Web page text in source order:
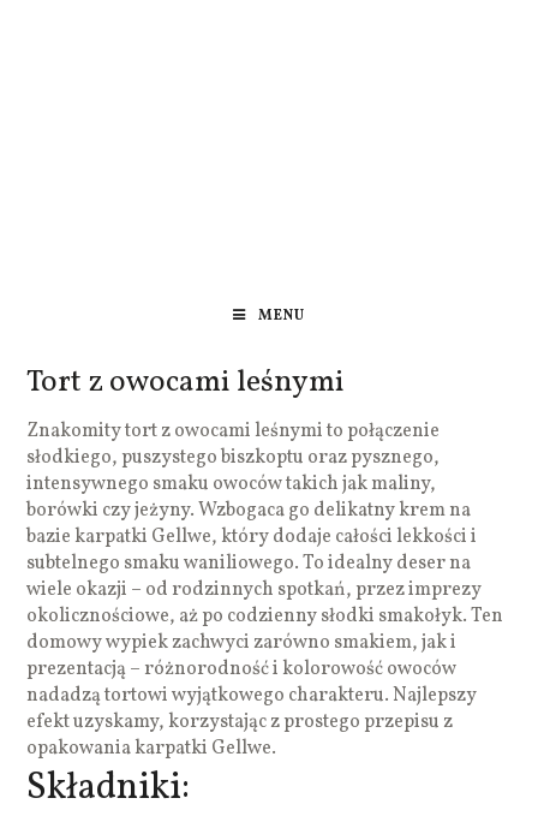
MENU
Tort z owocami leśnymi
Znakomity tort z owocami leśnymi to połączenie
słodkiego, puszystego biszkoptu oraz pysznego,
intensywnego smaku owoców takich jak maliny,
borówki czy jeżyny. Wzbogaca go delikatny krem na
bazie karpatki Gellwe, który dodaje całości lekkości i
subtelnego smaku waniliowego. To idealny deser na
wiele okazji – od rodzinnych spotkań, przez imprezy
okolicznościowe, aż po codzienny słodki smakołyk. Ten
domowy wypiek zachwyci zarówno smakiem, jak i
prezentacją – różnorodność i kolorowość owoców
nadadzą tortowi wyjątkowego charakteru. Najlepszy
efekt uzyskamy, korzystając z prostego przepisu z
opakowania karpatki Gellwe.
Składniki: